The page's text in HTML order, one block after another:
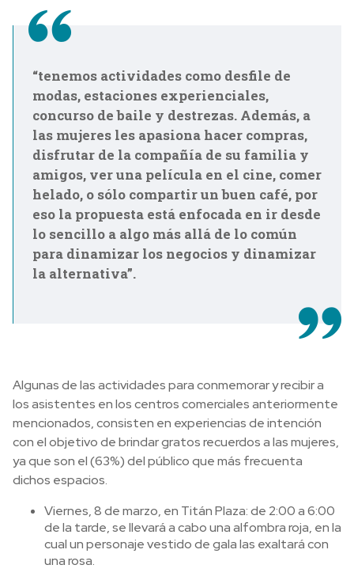
“tenemos actividades como desfile de
modas, estaciones experienciales,
concurso de baile y destrezas. Además, a
las mujeres les apasiona hacer compras,
disfrutar de la compañía de su familia y
amigos, ver una película en el cine, comer
helado, o sólo compartir un buen café, por
eso la propuesta está enfocada en ir desde
lo sencillo a algo más allá de lo común
para dinamizar los negocios y dinamizar
la alternativa”.
Algunas de las actividades para conmemorar y recibir a
los asistentes en los centros comerciales anteriormente
mencionados, consisten en experiencias de intención
con el objetivo de brindar gratos recuerdos a las mujeres,
ya que son el (63%) del público que más frecuenta
dichos espacios.
Viernes, 8 de marzo, en Titán Plaza: de 2:00 a 6:00
de la tarde, se llevará a cabo una alfombra roja, en la
cual un personaje vestido de gala las exaltará con
una rosa.